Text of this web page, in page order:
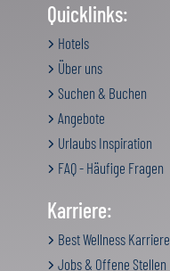
Quicklinks:
Hotels
Über uns
Suchen & Buchen
Angebote
Urlaubs Inspiration
FAQ - Häufige Fragen
Karriere:
Best Wellness Karriere
Jobs & Offene Stellen